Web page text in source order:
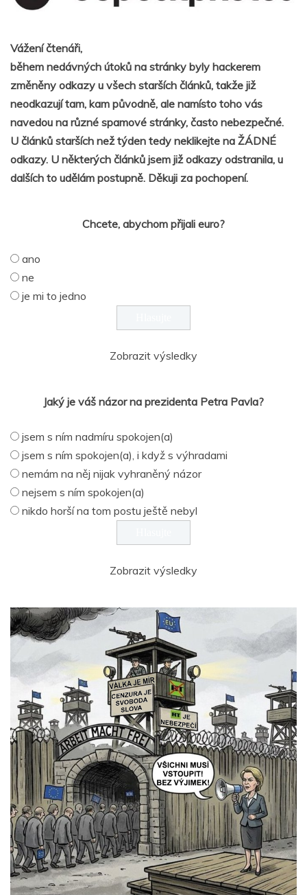
Vážení čtenáři,
během nedávných útoků na stránky byly hackerem
změněny odkazy u všech starších článků, takže již
neodkazují tam, kam původně, ale namísto toho vás
navedou na různé spamové stránky, často nebezpečné.
U článků starších než týden tedy neklikejte na ŽÁDNÉ
odkazy. U některých článků jsem již odkazy odstranila, u
dalších to udělám postupně. Děkuji za pochopení.
Chcete, abychom přijali euro?
ano
ne
je mi to jedno
Zobrazit výsledky
Jaký je váš názor na prezidenta Petra Pavla?
jsem s ním nadmíru spokojen(a)
jsem s ním spokojen(a), i když s výhradami
nemám na něj nijak vyhraněný názor
nejsem s ním spokojen(a)
nikdo horší na tom postu ještě nebyl
Zobrazit výsledky